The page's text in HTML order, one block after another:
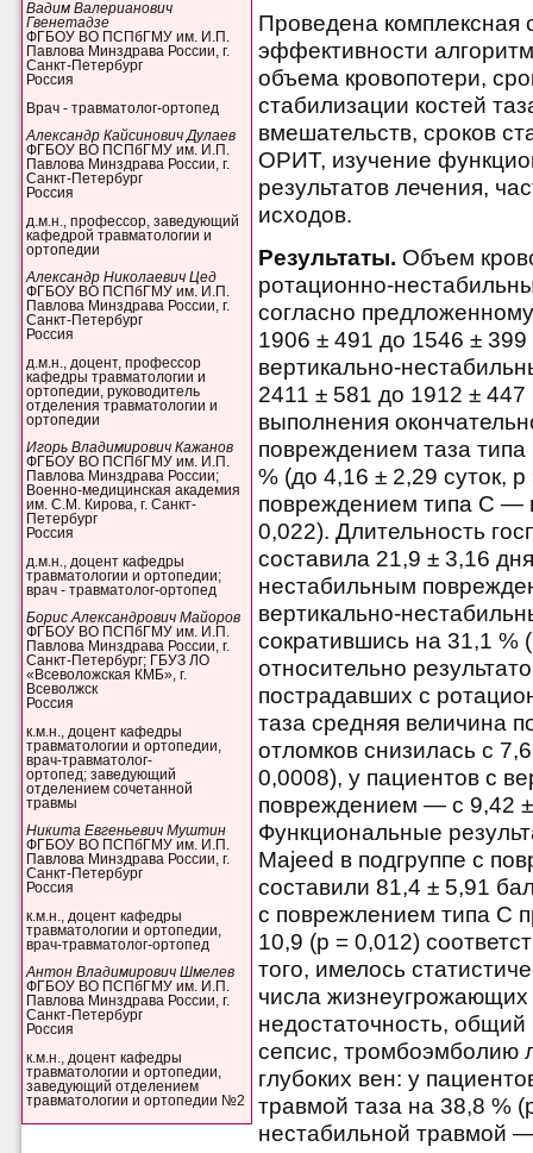
Вадим Валерианович
Гвенетадзе
ФГБОУ ВО ПСПбГМУ им. И.П.
Павлова Минздрава России, г.
Санкт-Петербург
Россия
Врач - травматолог-ортопед
Александр Кайсинович Дулаев
ФГБОУ ВО ПСПбГМУ им. И.П.
Павлова Минздрава России, г.
Санкт-Петербург
Россия
д.м.н., профессор, заведующий
кафедрой травматологии и
ортопедии
Александр Николаевич Цед
ФГБОУ ВО ПСПбГМУ им. И.П.
Павлова Минздрава России, г.
Санкт-Петербург
Россия
д.м.н., доцент, профессор
кафедры травматологии и
ортопедии, руководитель
отделения травматологии и
ортопедии
Игорь Владимирович Кажанов
ФГБОУ ВО ПСПбГМУ им. И.П.
Павлова Минздрава России;
Военно-медицинская академия
им. С.М. Кирова, г. Санкт-
Петербург
Россия
д.м.н., доцент кафедры
травматологии и ортопедии;
врач - травматолог-ортопед
Борис Александрович Майоров
ФГБОУ ВО ПСПбГМУ им. И.П.
Павлова Минздрава России, г.
Санкт-Петербург; ГБУЗ ЛО
«Всеволожская КМБ», г.
Всеволжск
Россия
к.м.н., доцент кафедры
травматологии и ортопедии,
врач-травматолог-
ортопед; заведующий
отделением сочетанной
травмы
Никита Евгеньевич Муштин
ФГБОУ ВО ПСПбГМУ им. И.П.
Павлова Минздрава России, г.
Санкт-Петербург
Россия
к.м.н., доцент кафедры
травматологии и ортопедии,
врач-травматолог-ортопед
Антон Владимирович Шмелев
ФГБОУ ВО ПСПбГМУ им. И.П.
Павлова Минздрава России, г.
Санкт-Петербург
Россия
к.м.н., доцент кафедры
травматологии и ортопедии,
заведующий отделением
травматологии и ортопедии №2
Проведена комплексная
эффективности
объема кровопотери,
стабилизации костей
вмешательств, сроков
ОРИТ, изучение
результатов лечения,
исходов.
Результаты. Объем
ротационно-
согласно
1906 ± 491 до 1546 ±
вертикально-
2411 ± 581 до 1912 ±
выполнения
повреждением таза
% (до 4,16 ± 2,29 суток,
повреждением типа C —
0,022). Длительность
составила 21,9 ± 3,16
нестабильным
вертикально-
сократившись на 31,1 %
относительно
пострадавших с
таза средняя величина
отломков снизилась с
0,0008), у пациентов с
повреждением — с 9,42
Функциональные
Majeed в подгруппе с
составили 81,4 ± 5,91
с поврежлением типа C
10,9 (p = 0,012)
того, имелось
числа
недостаточность,
сепсис, тромбоэмболию
глубоких вен: у
травмой таза на 38,8 %
нестабильной травмой